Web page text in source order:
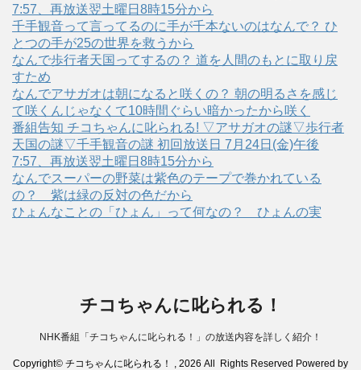
7:57、再放送翌土曜日8時15分から
千手観音って言ってるのに手が千本ないのはなんで？ ひ
とつの手が25の世界を救うから
なんで歩行者天国ってするの？ 道を人間のもとに取り戻
すため
なんでアサガオは朝になると咲くの？ 朝の明るさを感じ
て咲くんじゃなくて10時間ぐらい暗かったから咲く
番組告知 チコちゃんに叱られる! ▽アサガオの謎▽歩行者
天国の謎▽千手観音の謎 初回放送日 7月24日(金)午後
7:57、再放送翌土曜日8時15分から
なんでスーパーの野菜は紫色のテープで巻かれている
の？ 紫は緑の反対の色だから
ひょんなことの「ひょん」って何なの？ ひょんの実
チコちゃんに叱られる！
NHK番組「チコちゃんに叱られる！」の放送内容を詳しく紹介！
Copyright© チコちゃんに叱られる！ , 2026 All Rights Reserved Powered by